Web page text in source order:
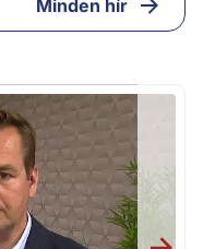
Minden hír